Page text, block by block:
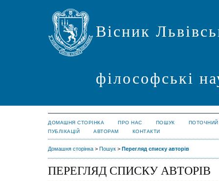
Вісник
філософські
ДОМАШНЯ СТОРІНКА ПРО НАС ПОШУК
ПОТОЧНИЙ
ПУБЛІКАЦІЙ
АВТОРАМ КОНТАКТИ
Домашня сторінка > Пошук > Перегляд списку авторів
ПЕРЕГЛЯД СПИСКУ АВТОРІВ